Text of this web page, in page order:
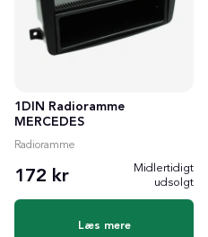
1DIN Radioramme
MERCEDES
Radioramme
172 kr
Midlertidigt
udsolgt
Læs mere